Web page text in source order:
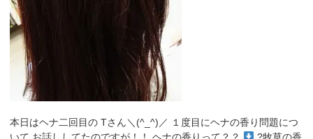
本日はヘナ二回目の Tさん＼(^_^)／ １度目にヘナの香り問題につ
いて お話ししてたのですが！！ ヘナの香りって？？
?牧草の香